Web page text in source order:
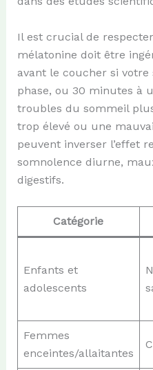
Il est crucial de
mélatonine doit être
avant le coucher si
phase, ou 30 minutes à
troubles du sommeil
trop élevé ou une
peuvent inverser l’effet
somnolence diurne,
digestifs.
Catégorie
Enfants et
adolescents
Femmes
enceintes/allaitantes